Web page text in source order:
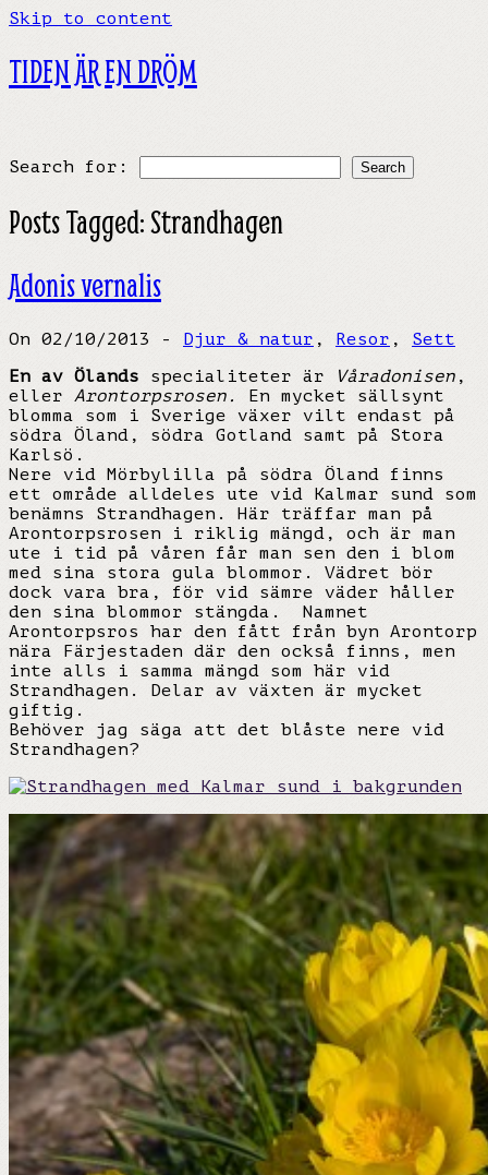
Skip to content
TIDEN ÄR EN DRÖM
Search for:
Posts Tagged:Strandhagen
Adonis vernalis
On 02/10/2013 - Djur & natur , Resor , Sett
En av Ölands specialiteter är Våradonisen ,
eller Arontorpsrosen. En mycket sällsynt
blomma som i Sverige växer vilt endast på
södra Öland, södra Gotland samt på Stora
Karlsö.
Nere vid Mörbylilla på södra Öland finns
ett område alldeles ute vid Kalmar sund som
benämns Strandhagen. Här träffar man på
Arontorpsrosen i riklig mängd, och är man
ute i tid på våren får man sen den i blom
med sina stora gula blommor. Vädret bör
dock vara bra, för vid sämre väder håller
den sina blommor stängda. Namnet
Arontorpsros har den fått från byn Arontorp
nära Färjestaden där den också finns, men
inte alls i samma mängd som här vid
Strandhagen. Delar av växten är mycket
giftig.
Behöver jag säga att det blåste nere vid
Strandhagen?